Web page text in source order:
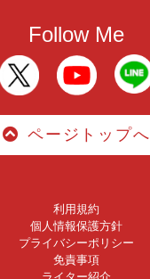
Follow Me
ページトップへ
利用規約
個人情報保護方針
プライバシーポリシー
免責事項